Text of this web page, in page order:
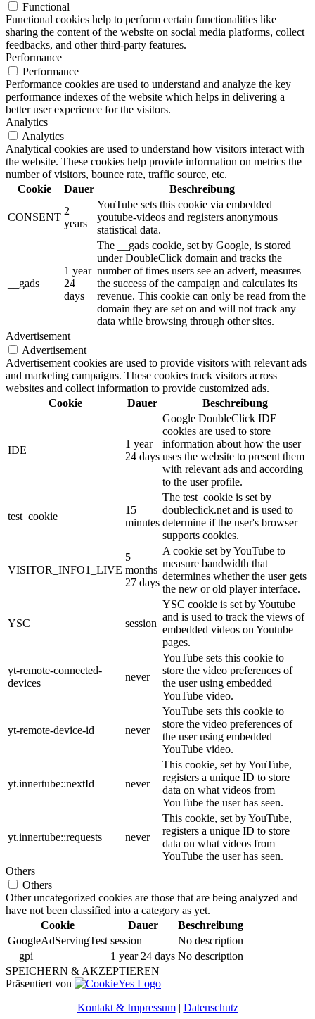
Functional
Functional cookies help to perform certain functionalities like
sharing the content of the website on social media platforms, collect
feedbacks, and other third-party features.
Performance
Performance
Performance cookies are used to understand and analyze the key
performance indexes of the website which helps in delivering a
better user experience for the visitors.
Analytics
Analytics
Analytical cookies are used to understand how visitors interact with
the website. These cookies help provide information on metrics the
number of visitors, bounce rate, traffic source, etc.
Cookie
Dauer Beschreibung
CONSENT
2
years
YouTube sets this cookie via embedded
youtube-videos and registers anonymous
statistical data.
__gads
1 year
24
days
The __gads cookie, set by Google, is stored
under DoubleClick domain and tracks the
number of times users see an advert, measures
the success of the campaign and calculates its
revenue. This cookie can only be read from the
domain they are set on and will not track any
data while browsing through other sites.
Advertisement
Advertisement
Advertisement cookies are used to provide visitors with relevant ads
and marketing campaigns. These cookies track visitors across
websites and collect information to provide customized ads.
Cookie
Dauer Beschreibung
IDE
1 year
24 days
Google DoubleClick IDE
cookies are used to store
information about how the user
uses the website to present them
with relevant ads and according
to the user profile.
test_cookie
15
minutes
The test_cookie is set by
doubleclick.net and is used to
determine if the user's browser
supports cookies.
VISITOR_INFO1_LIVE
5
months
27 days
A cookie set by YouTube to
measure bandwidth that
determines whether the user gets
the new or old player interface.
YSC session
YSC cookie is set by Youtube
and is used to track the views of
embedded videos on Youtube
pages.
yt-remote-connected-
devices
never
YouTube sets this cookie to
store the video preferences of
the user using embedded
YouTube video.
yt-remote-device-id never
YouTube sets this cookie to
store the video preferences of
the user using embedded
YouTube video.
yt.innertube::nextId never
This cookie, set by YouTube,
registers a unique ID to store
data on what videos from
YouTube the user has seen.
yt.innertube::requests never
This cookie, set by YouTube,
registers a unique ID to store
data on what videos from
YouTube the user has seen.
Others
Others
Other uncategorized cookies are those that are being analyzed and
have not been classified into a category as yet.
Cookie
Dauer
Beschreibung
GoogleAdServingTest session
No description
__gpi
1 year 24 days No description
SPEICHERN & AKZEPTIEREN
Präsentiert von
Kontakt & Impressum| Datenschutz